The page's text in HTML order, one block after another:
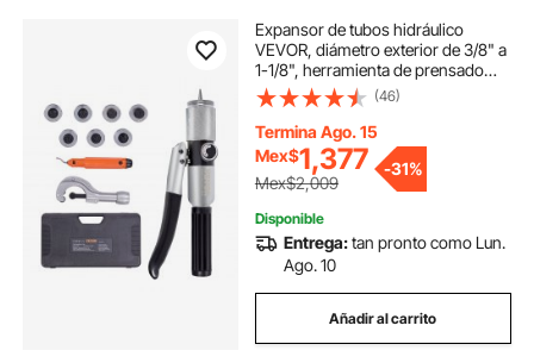
Expansor de tubos hidráulico
VEVOR, diámetro exterior de 3/8" a
1-1/8", herramienta de prensado
hidráulico HAVC con 7 cabezales
expansores, herramienta de
desbarbado y cortador de tubos
para tubos de cobre, aluminio, latón
y acero dulce.
(46)
Termina Ago. 15
Mex$1,377
Mex$2,009
-31%
Disponible
Entrega:tan pronto como Lun.
Ago. 10
Añadir al carrito